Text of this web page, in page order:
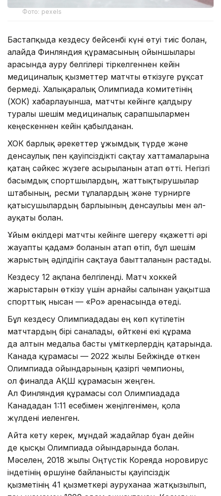
Фото: pexels
Бастапқыда кездесу бейсенбі күні өтуі тиіс болған,
алайда Финляндия құрамасының ойыншылары
арасында ауру белгілері тіркелгеннен кейін
медициналық қызметтер матчты өткізуге рұқсат
бермеді. Халықаралық Олимпиада комитетінің
(ХОК) хабарлауынша, матчты кейінге қалдыру
туралы шешім медициналық сарапшылармен
кеңескеннен кейін қабылданған.
ХОК барлық әрекеттер ұжымдық түрде және
денсаулық пен қауіпсіздікті сақтау хаттамаларына
қатаң сәйкес жүзеге асырылғанын атап өтті. Негізгі
басымдық спортшылардың, жаттықтырушылар
штабының, ресми тұлғалардың және турнирге
қатысушылардың барлығының денсаулығы мен әл-
ауқаты болған.
Ұйым өкілдері матчты кейінге шегеру «қажетті әрі
жауапты қадам» болғанын атап өтіп, бұл шешім
жарыстың әділдігін сақтауға бағытталғанын растады.
Кездесу 12 ақпанға белгіленді. Матч хоккей
жарыстарын өткізу үшін арнайы салынған уақытша
спорттық нысан — «Ро» аренасында өтеді.
Бұл кездесу Олимпиададағы ең көп күтілетін
матчтардың бірі саналады, өйткені екі құрама
да алтын медальға басты үміткерлердің қатарында.
Канада құрамасы — 2022 жылы Бейжіңде өткен
Олимпиада ойындарының қазіргі чемпионы,
ол финалда АҚШ құрамасын жеңген.
Ал Финляндия құрамасы сол Олимпиадада
Канададан 1:11 есебімен жеңілгенімен, қола
жүлдені иеленген.
Айта кету керек, мұндай жағдайлар бұған дейін
де қысқы Олимпиада ойындарында болған.
Мәселен, 2018 жылы Оңтүстік Кореяда норовирус
індетінің өршуіне байланысты қауіпсіздік
қызметінің 41 қызметкері ауруханаға жатқызылып,